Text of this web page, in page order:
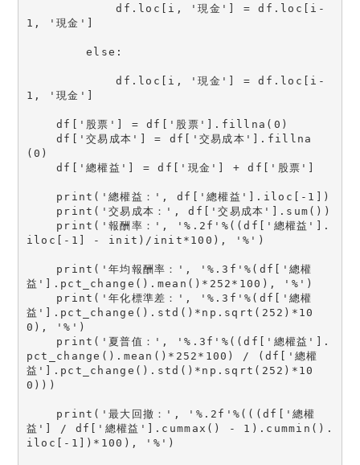
            df.loc[i, '現金'] = df.loc[i-
1, '現金']
        else:
            df.loc[i, '現金'] = df.loc[i-
1, '現金']
    df['股票'] = df['股票'].fillna(0)
    df['交易成本'] = df['交易成本'].fillna
(0)
    df['總權益'] = df['現金'] + df['股票']
    print('總權益：', df['總權益'].iloc[-1])
    print('交易成本：', df['交易成本'].sum())
iloc[-1] - init)/init*100), '%')
益'].pct_change().mean()*252*100), '%')
益'].pct_change().std()*np.sqrt(252)*10
0), '%')
pct_change().mean()*252*100) / (df['總權
益'].pct_change().std()*np.sqrt(252)*10
0)))
益'] / df['總權益'].cummax() - 1).cummin().
iloc[-1])*100), '%')